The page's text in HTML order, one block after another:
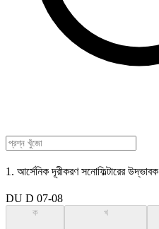
1. আর্সেনিক দূরীকরণ সনোফিল্টারের উদ্ভাবক
DU D 07-08
ক খ